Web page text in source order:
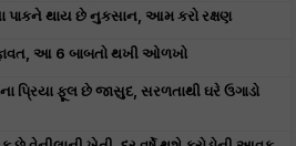
પાકને થાય છે નુકસાન, આમ કરો રક્ષણ
આ 6 બાબતો થખી ઓળખો
પ્રિયા ફૂલ છે જાસુદ, સરળતાથી ઘરે ઉગાડો